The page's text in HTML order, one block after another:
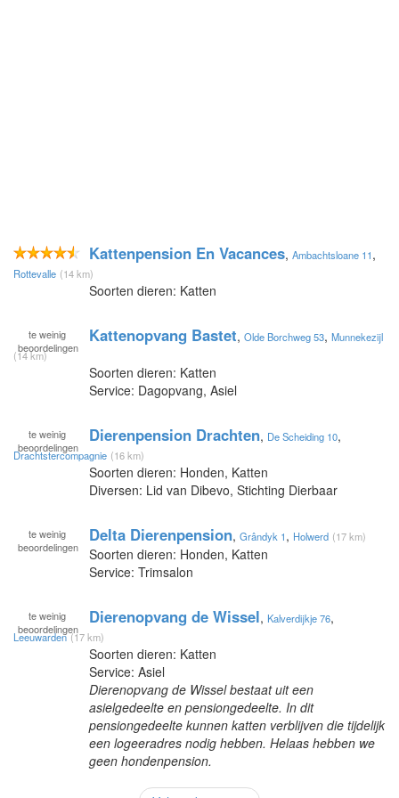
Kattenpension En Vacances, Ambachtsloane 11,
Rottevalle (14 km)
Soorten dieren: Katten
te weinig
beoordelingen
Kattenopvang Bastet, Olde Borchweg 53, Munnekezijl
(14 km)
Soorten dieren: Katten
Service: Dagopvang, Asiel
te weinig
beoordelingen
Dierenpension Drachten, De Scheiding 10,
Drachtstercompagnie (16 km)
Soorten dieren: Honden, Katten
Diversen: Lid van Dibevo, Stichting Dierbaar
te weinig
beoordelingen
Delta Dierenpension, Grândyk 1, Holwerd (17 km)
Soorten dieren: Honden, Katten
Service: Trimsalon
te weinig
beoordelingen
Dierenopvang de Wissel, Kalverdijkje 76,
Leeuwarden (17 km)
Soorten dieren: Katten
Service: Asiel
Dierenopvang de Wissel bestaat uit een
asielgedeelte en pensiongedeelte. In dit
pensiongedeelte kunnen katten verblijven die tijdelijk
een logeeradres nodig hebben. Helaas hebben we
geen hondenpension.